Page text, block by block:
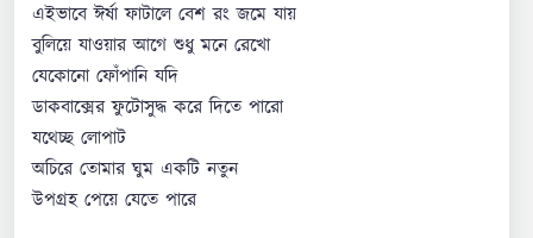
এইভাবে ঈর্ষা ফাটালে বেশ রং জমে যায়
বুলিয়ে যাওয়ার আগে শুধু মনে রেখো
যেকোনো ফোঁপানি যদি
ডাকবাক্সের ফুটোসুদ্ধ করে দিতে পারো
যথেচ্ছ লোপাট
অচিরে তোমার ঘুম একটি নতুন
উপগ্রহ পেয়ে যেতে পারে